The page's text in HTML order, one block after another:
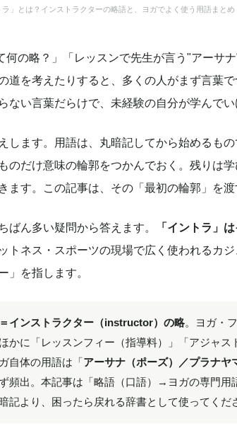
ラ」とは？インストラクターの略語と、ヨガでよく使う用語まとめ
何の略？」「レッスンで先生が言う"アー
道を考えたりすると、多くの人がまず言葉
ない言葉だらけで、未経験の自分が学んでい
します。用語は、丸暗記してから始めるも
のだけ意味の輪郭をつかんでおく。残りは
ます。この記事は、その「最初の輪郭」を渡
ばん多い疑問から答えます。 「イントラ」
トネス・スポーツの現場で広く使われるカ
」を指します。
＝インストラクター（instructor）の略。ヨガ・
かに「レッスンフィー（指導料）」「アジャ
自体の用語は「アーサナ（ポーズ）／プラナ
頻出。本記事は「略語（口語）→ヨガの専門用
記より、困ったら戻れる辞書として使ってくだ